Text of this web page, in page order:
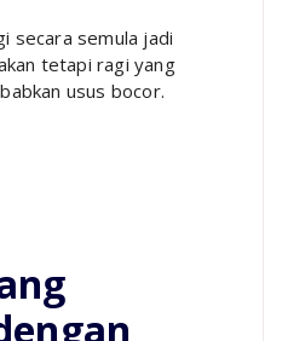
secara semula jadi
tetapi ragi yang
usus bocor.